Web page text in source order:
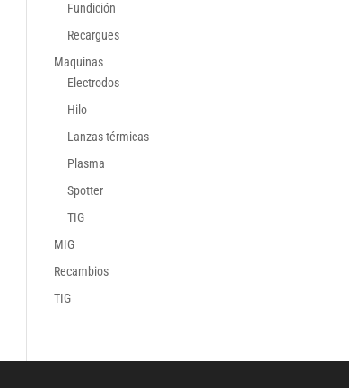
Fundición
Recargues
Maquinas
Electrodos
Hilo
Lanzas térmicas
Plasma
Spotter
TIG
MIG
Recambios
TIG